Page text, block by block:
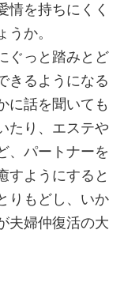
情を持ちにくく
か。
ぐっと踏みとど
きるようになる
に話を聞いても
たり、エステや
、パートナーを
すようにすると
りもどし、いか
夫婦仲復活の大